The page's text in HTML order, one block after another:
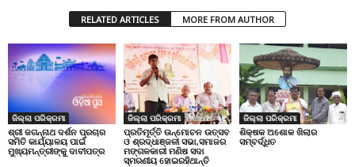
RELATED ARTICLES MORE FROM AUTHOR
ଜିଲ୍ଲା ପରିକ୍ରମା
ଶ୍ରୀ ଜଗନ୍ନାଥ ଦର୍ଶନ ପ୍ରଚାର
ସମିତି କାର୍ଯ୍ୟାଳୟ ପାଇଁ
ମୁଖ୍ୟମନ୍ତ୍ରୀଙ୍କୁ ଦାବୀପତ୍ର
ଜିଲ୍ଲା ପରିକ୍ରମା
ପ୍ରତିମୂର୍ତ୍ତି ଉନ୍ମୋଚନ ଉତ୍ସବ
ଓ ଶ୍ରଦ୍ଧାଞ୍ଜଳୀ ସଭା,ସମାଜର
ମଙ୍ଗଳକାରୀ ମଣିଷ ସଦା
ସ୍ମରଣୀୟ ହୋଇରହିଥାନ୍ତି
ଜିଲ୍ଲା ପରିକ୍ରମା
ଶିକ୍ଷକ ଅଶୋକ ଖିଲାର
ସମ୍ବର୍ଦ୍ଧିତ